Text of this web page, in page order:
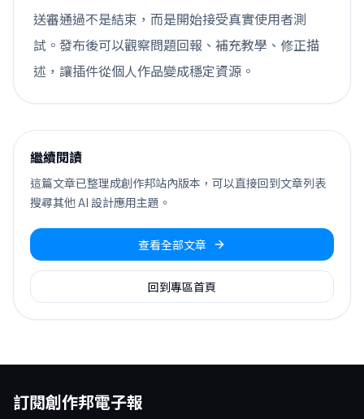
送審通過不是結束，而是開始接受真實使用者測
試。發布後可以觀察問題回報、補充教學、修正描
述，讓插件從個人作品變成穩定資源。
繼續閱讀
這篇文章已整理成創作邦站內版本，可以直接回到文章列表
搜尋其他 AI 設計應用主題。
查看全部文章
回到專區首頁
訂閱創作邦電子報